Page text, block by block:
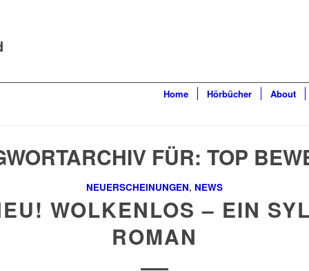
Home Hörbücher About
FÜR: TOP
NEUERSCHEINUNGEN, NEWS
WOLKENLOS – EIN
ROMAN